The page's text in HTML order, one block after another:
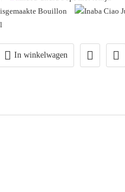
In winkelwagen